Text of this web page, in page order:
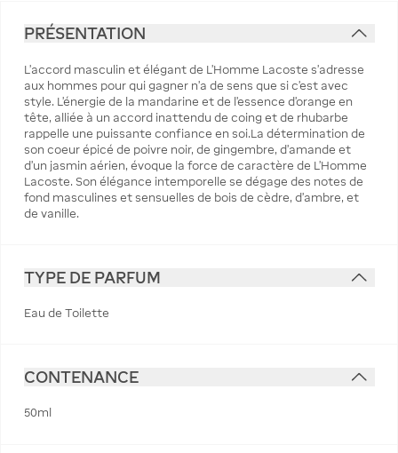
PRÉSENTATION
L'accord masculin et élégant de L'Homme Lacoste s'adresse
aux hommes pour qui gagner n'a de sens que si c'est avec
style. L'énergie de la mandarine et de l'essence d'orange en
tête, alliée à un accord inattendu de coing et de rhubarbe
rappelle une puissante confiance en soi.La détermination de
son coeur épicé de poivre noir, de gingembre, d'amande et
d'un jasmin aérien, évoque la force de caractère de L'Homme
Lacoste. Son élégance intemporelle se dégage des notes de
fond masculines et sensuelles de bois de cèdre, d'ambre, et
de vanille.
TYPE DE PARFUM
Eau de Toilette
CONTENANCE
50ml